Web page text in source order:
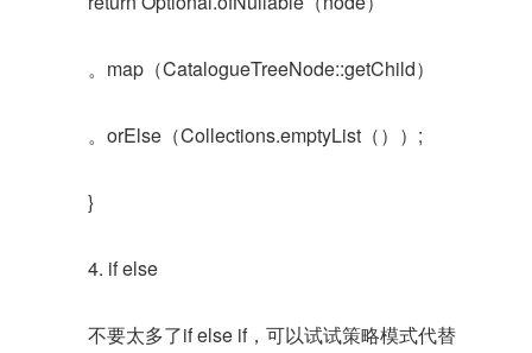
。map（CatalogueTreeNode::getChild）
。orElse（Collections.emptyList（））;
}
4. if else
不要太多了if else if，可以试试策略模式代替